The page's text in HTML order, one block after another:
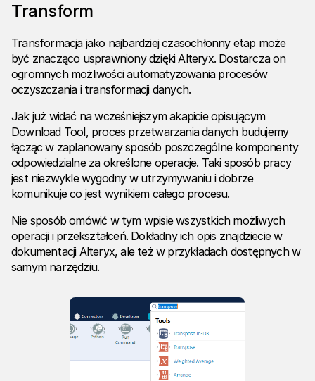
Transform
Transformacja jako najbardziej czasochłonny etap może
być znacząco usprawniony dzięki Alteryx. Dostarcza on
ogromnych możliwości automatyzowania procesów
oczyszczania i transformacji danych.
Jak już widać na wcześniejszym akapicie opisującym
Download Tool, proces przetwarzania danych budujemy
łącząc w zaplanowany sposób poszczególne komponenty
odpowiedzialne za określone operacje. Taki sposób pracy
jest niezwykle wygodny w utrzymywaniu i dobrze
komunikuje co jest wynikiem całego procesu.
Nie sposób omówić w tym wpisie wszystkich możliwych
operacji i przekształceń. Dokładny ich opis znajdziecie w
dokumentacji Alteryx, ale też w przykładach dostępnych w
samym narzędziu.